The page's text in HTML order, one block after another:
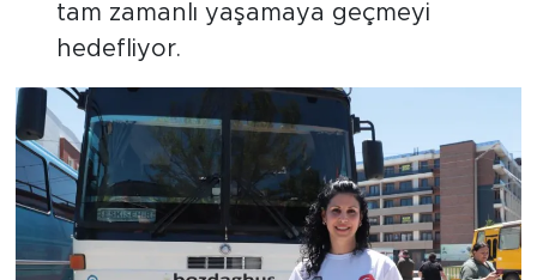
tam zamanlı yaşamaya geçmeyi
hedefliyor.